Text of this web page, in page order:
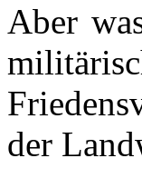
Aber
der